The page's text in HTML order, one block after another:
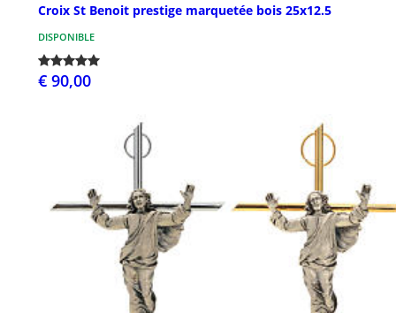
Croix St Benoit prestige marquetée bois 25x12.5
DISPONIBLE
€ 90,00